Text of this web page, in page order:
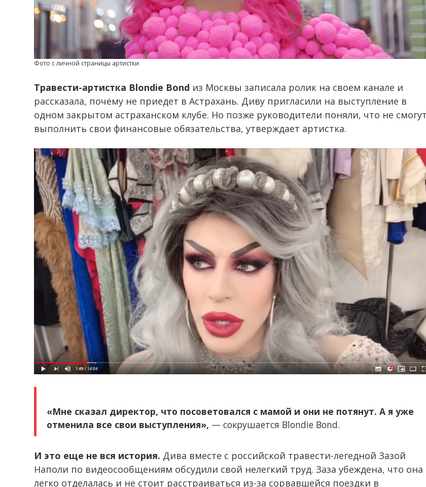
Фото с личной страницы артистки
Травести-артистка Blondie Bond из Москвы записала ролик на своем канале и
рассказала, почему не приедет в Астрахань. Диву пригласили на выступление в
одном закрытом астраханском клубе. Но позже руководители поняли, что не смогут
выполнить свои финансовые обязательства, утверждает артистка.
«Мне сказал директор, что посоветовался с мамой и они не потянут. А я уже
отменила все свои выступления», — сокрушается Blondie Bond.
И это еще не вся история. Дива вместе с российской травести-легедной Зазой
Наполи по видеосообщениям обсудили свой нелегкий труд. Заза убеждена, что она
легко отделалась и не стоит расстраиваться из-за сорвавшейся поездки в